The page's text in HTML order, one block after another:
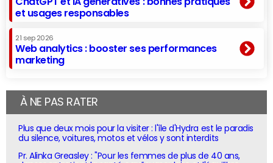
et usages responsables
21 sep 2026
Web analytics : booster ses performances
marketing
À NE PAS RATER
Plus que deux mois pour la visiter : l'île d'Hydra est le paradis
du silence, voitures, motos et vélos y sont interdits
Pr. Alinka Greasley : "Pour les femmes de plus de 40 ans,